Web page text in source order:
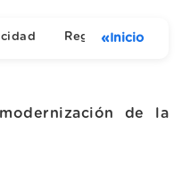
Reglamento
«Inicio
de la